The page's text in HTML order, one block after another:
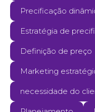
Precificação
Estratégia de
Definição de preço
Marketing
necessidade do